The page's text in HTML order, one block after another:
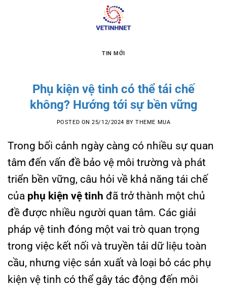
TIN MỚI
Phụ kiện vệ tinh có thể tái chế
không? Hướng tới sự bền vững
POSTED ON25/12/2024 BYTHEME MUA
Trong bối cảnh ngày càng có nhiều sự quan
tâm đến vấn đề bảo vệ môi trường và phát
triển bền vững, câu hỏi về khả năng tái chế
của phụ kiện vệ tinh đã trở thành một chủ
đề được nhiều người quan tâm. Các giải
pháp vệ tinh đóng một vai trò quan trọng
trong việc kết nối và truyền tải dữ liệu toàn
cầu, nhưng việc sản xuất và loại bỏ các phụ
kiện vệ tinh có thể gây tác động đến môi